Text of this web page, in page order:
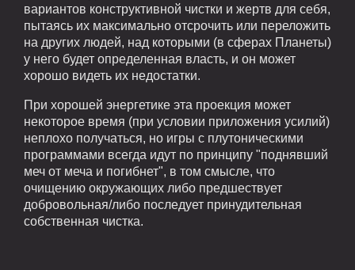
вариантов конструктивной чистки и жертв для себя,
пытаясь их максимально отсрочить или переложить
на других людей, над которыми (в сферах Планеты)
у него будет определенная власть, и он может
хорошо видеть их недостатки.
При хорошей энергетике эта проекция может
некоторое время (при условии приложения усилий)
неплохо получаться, но игры с плутоническими
программами всегда идут по принципу "поднявший
меч от меча и погибнет", в том смысле, что
очищению окружающих либо предшествует
добровольная/либо последует принудительная
собственная чистка.